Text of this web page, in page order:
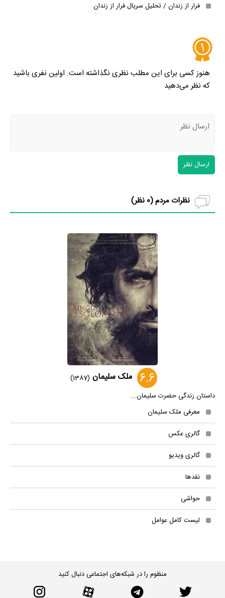
فرار از زندان / تحليل سريال فرار از زندان
هنوز کسی برای این مطلب نظری نگذاشته است. اولین نفری باشید
که نظر می‌دهید
ارسال نظر
نظرات مردم (0 نظر)
6.6 ملک سلیمان (1387)
داستان زندگی حضرت سلیمان...
معرفی ملک سلیمان
گالری عکس
گالری ویدیو
نقدها
حواشی
لیست کامل عوامل
منظوم را در شبکه‌های اجتماعی دنبال کنید